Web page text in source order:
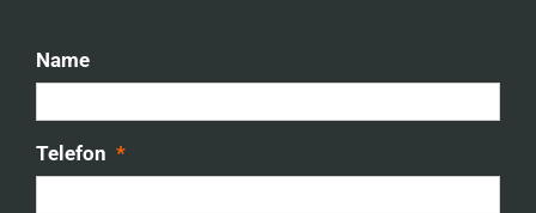
Name
Telefon *